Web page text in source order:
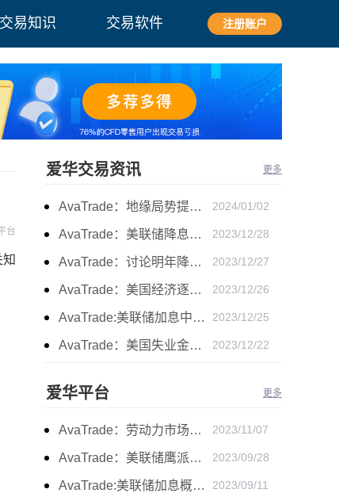
易知识 交易软件 注册账户
台
爱华交易资讯 更多
AvaTrade：地缘局势提供避险支撑，现货黄金持续看涨 2024/01/02
AvaTrade：美联储降息叠加美元走软，黄金维持震荡 2023/12/28
AvaTrade：讨论明年降息可能性，鲍威尔言论影响黄金 2023/12/27
AvaTrade：美国经济逐步放缓，现货黄金上涨 2023/12/26
AvaTrade:美联储加息中，黄金强势拉升震荡 2023/12/25
AvaTrade：美国失业金人数的表现，现货黄金持续高位震荡 2023/12/22
爱华平台 更多
AvaTrade：劳动力市场宽松，黄金下跌 2023/11/07
AvaTrade：美联储鹰派言论，黄金价格小幅度波动 2023/09/28
AvaTrade:美联储加息概率上升，黄金震荡短期压力 2023/09/11